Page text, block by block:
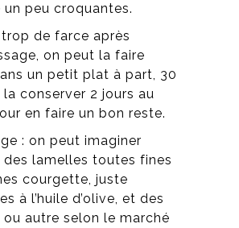
un peu croquantes.
trop de farce après
on peut la faire
un petit plat à part, 30
la conserver 2 jours au
en faire un bon reste.
: on peut imaginer
des lamelles toutes fines
courgette, juste
à l’huile d’olive, et des
ou autre selon le marché